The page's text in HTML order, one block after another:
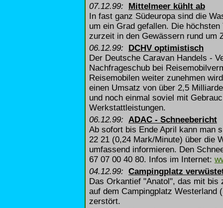
07.12.99:
Mittelmeer kühlt ab
In fast ganz Südeuropa sind die
um ein Grad gefallen. Die
zurzeit in den Gewässern rund um
06.12.99:
DCHV optimistisch
Der Deutsche Caravan Handels -
Nachfrageschub bei
Reisemobilen weiter zunehmen
einen Umsatz von über 2,5
und noch einmal soviel mit
Werkstattleistungen.
06.12.99: ADAC - Schneebericht
Ab sofort bis Ende April kann man
22 21 (0,24 Mark/Minute) über die
umfassend informieren. Den
67 07 00 40 80. Infos im Internet:
04.12.99: Campingplatz
Das Orkantief "Anatol", das mit bis
auf dem Campingplatz Westerland
zerstört.